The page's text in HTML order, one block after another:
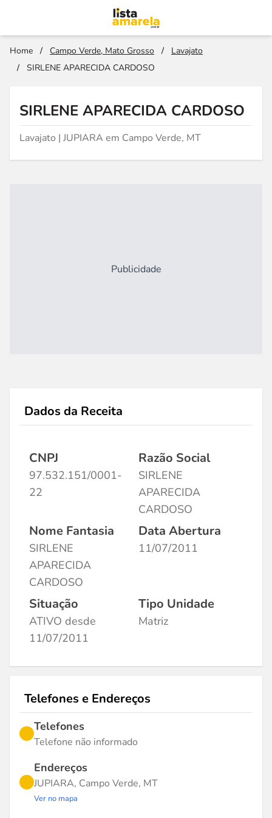
Home / Campo Verde, Mato Grosso /
Lavajato
/
SIRLENE APARECIDA CARDOSO
SIRLENE APARECIDA CARDOSO
Lavajato | JUPIARA em Campo Verde, MT
Publicidade
Dados da Receita
CNPJ
97.532.151/0001-
22
Razão Social
SIRLENE
APARECIDA
CARDOSO
Nome Fantasia
SIRLENE
APARECIDA
CARDOSO
Data Abertura
11/07/2011
Situação
ATIVO desde
11/07/2011
Tipo Unidade
Matriz
Telefones e Endereços
Telefones
Telefone não informado
Endereços
JUPIARA, Campo Verde, MT
Ver no mapa